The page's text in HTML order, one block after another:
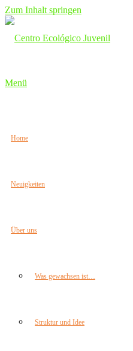
Zum Inhalt springen
Menü
Home
Neuigkeiten
Über uns
Was gewachsen ist…
Struktur und Idee